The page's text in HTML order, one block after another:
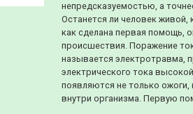
непредсказуемостью, а
Останется ли человек живой,
как сделана первая помощь,
происшествия. Поражение
называется электротравма,
электрического тока
появляются не только ожоги,
внутри организма. Первую